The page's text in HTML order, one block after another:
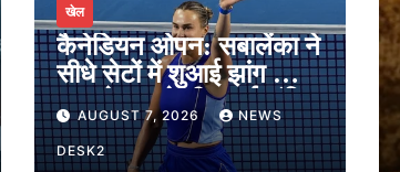
खेल
कैनेडियन ओपन: सबालेंका ने
सीधे सेटों में शुआई झांग को दी
मात, पेगुला ने भी बनाई अंतिम
16 में जगह
AUGUST 7, 2026 NEWS
DESK2